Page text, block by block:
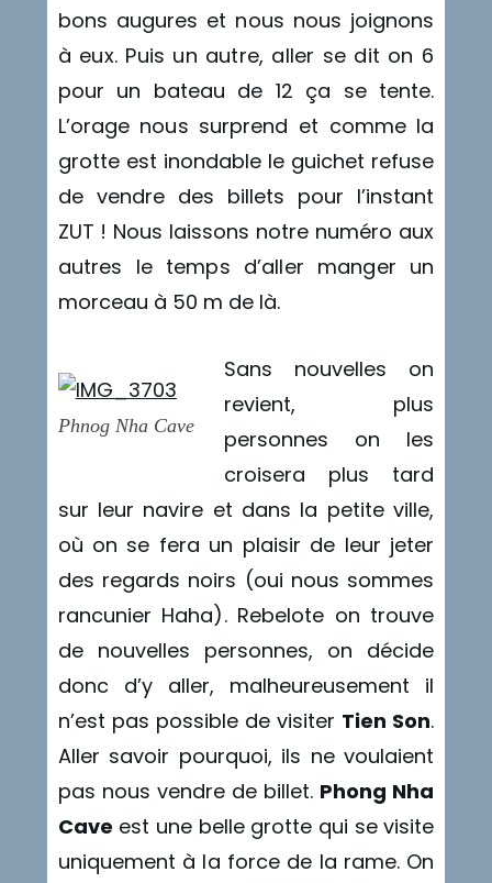
bons augures et nous nous joignons
à eux. Puis un autre, aller se dit on 6
pour un bateau de 12 ça se tente.
L’orage nous surprend et comme la
grotte est inondable le guichet refuse
de vendre des billets pour l’instant
ZUT ! Nous laissons notre numéro aux
autres le temps d’aller manger un
morceau à 50 m de là.
Phnog Nha Cave
Sans nouvelles on
revient, plus
personnes on les
croisera plus tard
sur leur navire et dans la petite ville,
où on se fera un plaisir de leur jeter
des regards noirs (oui nous sommes
rancunier Haha). Rebelote on trouve
de nouvelles personnes, on décide
donc d’y aller, malheureusement il
n’est pas possible de visiter Tien Son.
Aller savoir pourquoi, ils ne voulaient
pas nous vendre de billet. Phong Nha
Cave est une belle grotte qui se visite
uniquement à la force de la rame. On